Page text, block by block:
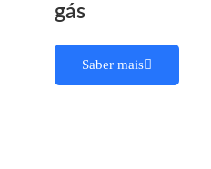
gás
Saber mais